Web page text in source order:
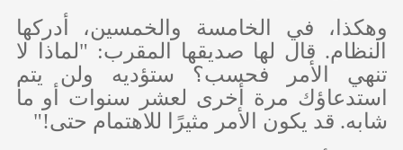
وهكذا، في الخامسة والخمسين، أدركها
النظام. قال لها صديقها المقرب: "لماذا لا
تنهي الأمر فحسب؟ ستؤديه ولن يتم
استدعاؤك مرة أخرى لعشر سنوات أو ما
شابه. قد يكون الأمر مثيرًا للاهتمام حتى!"